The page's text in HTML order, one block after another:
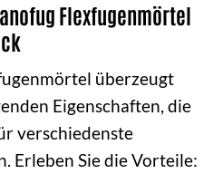
Flexfugenmörtel
überzeugt
Eigenschaften, die
verschiedenste
Erleben Sie die Vorteile: